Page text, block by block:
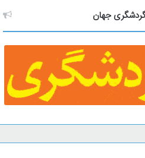
گردشگری جهان